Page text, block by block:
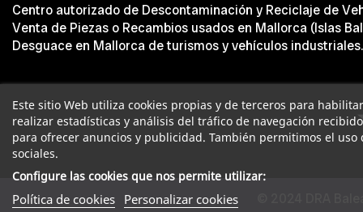
Este sitio Web utiliza cookies propias y de terceros para
realizar estadísticas y análisis del tráfico de navegación
para ofrecer anuncios y publicidad. También permitimos el
sociales.
Configure las cookies que nos permite utilizar:
Política de cookies Personalizar cookies
Centro autorizado de Descontaminación y Reciclaje de
Venta de Piezas o Recambios usados en Mallorca (Islas
Desguace en Mallorca de turismos y vehículos